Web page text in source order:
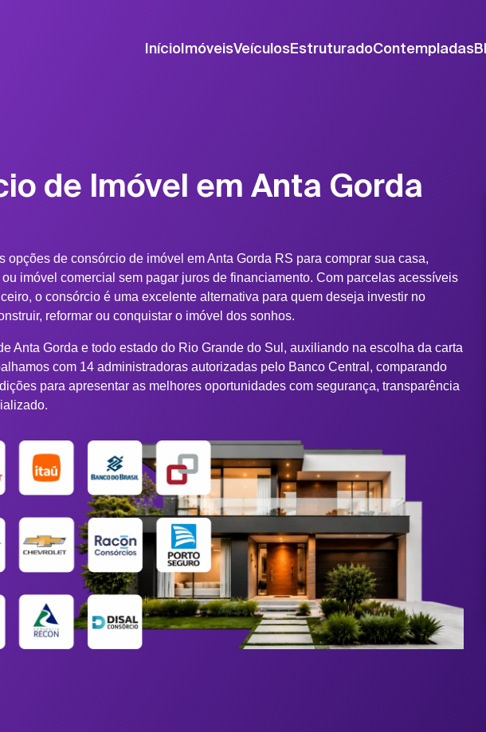
InícioImóveisVeículosEstruturadoContempladas
de Imóvel em Anta Gorda
opções de consórcio de imóvel em Anta Gorda RS para comprar sua casa,
imóvel comercial sem pagar juros de financiamento. Com parcelas acessíveis
o consórcio é uma excelente alternativa para quem deseja investir no
reformar ou conquistar o imóvel dos sonhos.
Anta Gorda e todo estado do Rio Grande do Sul, auxiliando na escolha da carta
com 14 administradoras autorizadas pelo Banco Central, comparando
para apresentar as melhores oportunidades com segurança, transparência